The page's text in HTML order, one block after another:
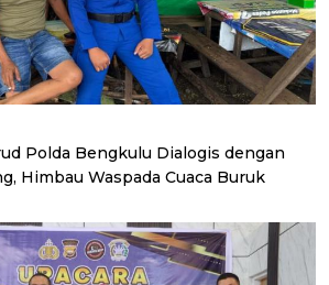
Polda Bengkulu Dialogis dengan
Himbau Waspada Cuaca Buruk